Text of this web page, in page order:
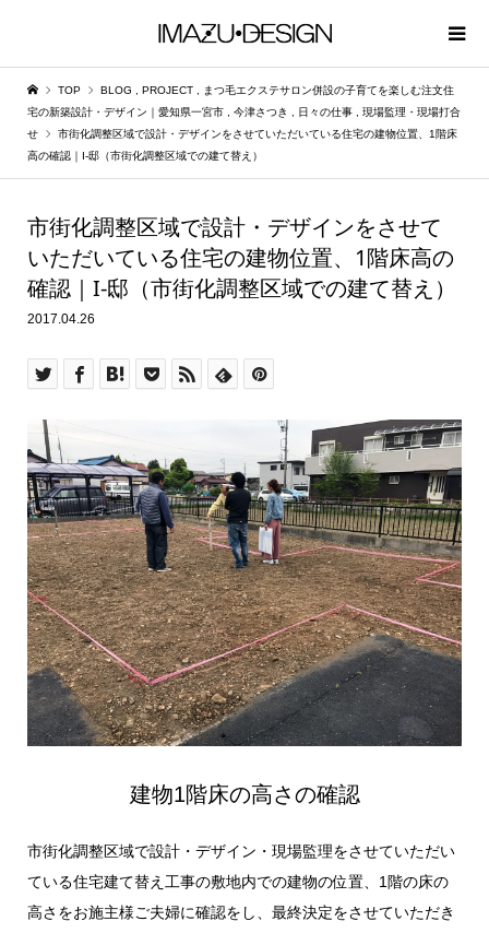
TOP BLOG PROJECT
まつ毛エクステサロン併設の子育てを楽しむ注文住
宅の新築設計・デザイン｜愛知県一宮市
今津さつき 日々の仕事
現場監理・現場打合
せ
市街化調整区域で設計・デザインをさせていただいている住宅の建物位置、1階床
高の確認｜I-邸（市街化調整区域での建て替え）
市街化調整区域で設計・デザインをさせて
いただいている住宅の建物位置、1階床高の
確認｜I-邸（市街化調整区域での建て替え）
2017.04.26
建物1階床の高さの確認
市街化調整区域で設計・デザイン・現場監理をさせていただい
ている住宅建て替え工事の敷地内での建物の位置、1階の床の
高さをお施主様ご夫婦に確認をし、最終決定をさせていただき